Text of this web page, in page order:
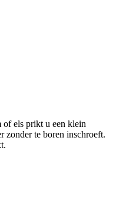
of els prikt u een klein
zonder te boren inschroeft.